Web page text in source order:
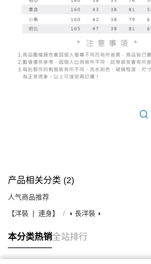
产品相关分类 (2)
人气商品推荐
【洋裝 ❘ 連身】 ◖ 長洋裝 ◗
本分类热销全站排行